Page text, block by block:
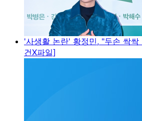
'사생활 논란' 황정민, "두손 싹
건X파일]